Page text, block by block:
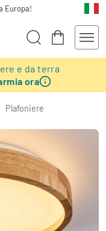
Europa!
e da terra
ora
Plafoniere